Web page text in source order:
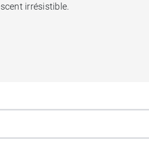
irrésistible.